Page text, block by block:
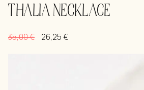
THALIA NECKLACE
35,00€ 26,25€